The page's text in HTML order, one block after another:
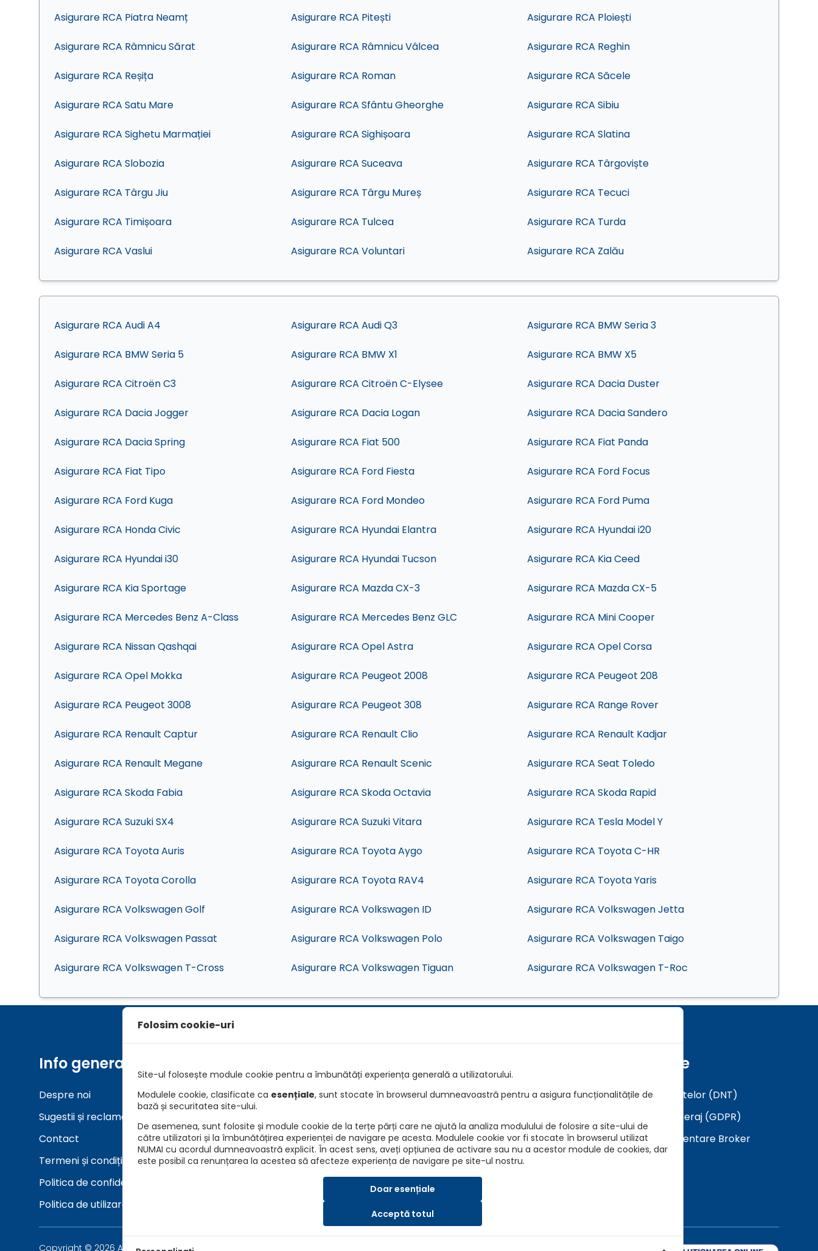
Asigurare RCA Piatra Neamț Asigurare RCA Pitești Asigurare RCA Ploiești
Asigurare RCA Râmnicu Sărat Asigurare RCA Râmnicu Vâlcea Asigurare RCA Reghin
Asigurare RCA Reșița Asigurare RCA Roman Asigurare RCA Săcele
Asigurare RCA Satu Mare Asigurare RCA Sfântu Gheorghe Asigurare RCA Sibiu
Asigurare RCA Sighetu Marmației Asigurare RCA Sighișoara Asigurare RCA Slatina
Asigurare RCA Slobozia Asigurare RCA Suceava Asigurare RCA Târgoviște
Asigurare RCA Târgu Jiu Asigurare RCA Târgu Mureș Asigurare RCA Tecuci
Asigurare RCA Timișoara Asigurare RCA Tulcea Asigurare RCA Turda
Asigurare RCA Vaslui Asigurare RCA Voluntari Asigurare RCA Zalău
Asigurare RCA Audi A4 Asigurare RCA Audi Q3 Asigurare RCA BMW Seria 3
Asigurare RCA BMW Seria 5 Asigurare RCA BMW X1 Asigurare RCA BMW X5
Asigurare RCA Citroën C3 Asigurare RCA Citroën C-Elysee Asigurare RCA Dacia Duster
Asigurare RCA Dacia Jogger Asigurare RCA Dacia Logan Asigurare RCA Dacia Sandero
Asigurare RCA Dacia Spring Asigurare RCA Fiat 500 Asigurare RCA Fiat Panda
Asigurare RCA Fiat Tipo Asigurare RCA Ford Fiesta Asigurare RCA Ford Focus
Asigurare RCA Ford Kuga Asigurare RCA Ford Mondeo Asigurare RCA Ford Puma
Asigurare RCA Honda Civic Asigurare RCA Hyundai Elantra Asigurare RCA Hyundai i20
Asigurare RCA Hyundai i30 Asigurare RCA Hyundai Tucson Asigurare RCA Kia Ceed
Asigurare RCA Kia Sportage Asigurare RCA Mazda CX-3 Asigurare RCA Mazda CX-5
Asigurare RCA Mercedes Benz A-Class Asigurare RCA Mercedes Benz GLC Asigurare RCA Mini Cooper
Asigurare RCA Nissan Qashqai Asigurare RCA Opel Astra Asigurare RCA Opel Corsa
Asigurare RCA Opel Mokka Asigurare RCA Peugeot 2008 Asigurare RCA Peugeot 208
Asigurare RCA Peugeot 3008 Asigurare RCA Peugeot 308 Asigurare RCA Range Rover
Asigurare RCA Renault Captur Asigurare RCA Renault Clio Asigurare RCA Renault Kadjar
Asigurare RCA Renault Megane Asigurare RCA Renault Scenic Asigurare RCA Seat Toledo
Asigurare RCA Skoda Fabia Asigurare RCA Skoda Octavia Asigurare RCA Skoda Rapid
Asigurare RCA Suzuki SX4 Asigurare RCA Suzuki Vitara Asigurare RCA Tesla Model Y
Asigurare RCA Toyota Auris Asigurare RCA Toyota Aygo Asigurare RCA Toyota C-HR
Asigurare RCA Toyota Corolla Asigurare RCA Toyota RAV4 Asigurare RCA Toyota Yaris
Asigurare RCA Volkswagen Golf Asigurare RCA Volkswagen ID Asigurare RCA Volkswagen Jetta
Asigurare RCA Volkswagen Passat Asigurare RCA Volkswagen Polo Asigurare RCA Volkswagen Taigo
Asigurare RCA Volkswagen T-Cross Asigurare RCA Volkswagen Tiguan Asigurare RCA Volkswagen T-Roc
Info generale
Despre noi
Sugestii și reclamații
Contact
Termeni și condiții
Politica de confidențialitate
Politica de utilizare cookie-uri
Asigurare RCA
Detalii asiguratori
ANPC
BAAR
ASF
Formulare
Analiza a Cerintelor (DNT)
Mandat in Brokeraj (GDPR)
Descarca Prezentare Broker
Copyright © 2026 Asigurari AutoKarma - Auto Vida Tech SRL, Nr. Reg. Com.: J40/7173/2019, CUI: 41202015
Folosim cookie-uri
Site-ul folosește module cookie pentru a îmbunătăți experiența generală a utilizatorului.
Modulele cookie, clasificate ca esențiale, sunt stocate în browserul dumneavoastră pentru a asigura funcționalitățile de
bază și securitatea site-ului.
De asemenea, sunt folosite și module cookie de la terțe părți care ne ajută la analiza modulului de folosire a site-ului de
către utilizatori și la îmbunătățirea experienței de navigare pe acesta. Modulele cookie vor fi stocate în browserul utilizat
NUMAI cu acordul dumneavoastră explicit. În acest sens, aveți opțiunea de activare sau nu a acestor module de cookies, dar
este posibil ca renunțarea la acestea să afecteze experiența de navigare pe site-ul nostru.
Doar esențiale
Acceptă totul